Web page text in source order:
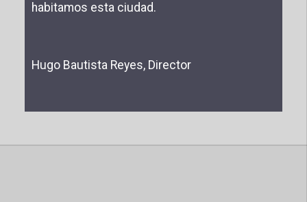
habitamos esta ciudad.
Hugo Bautista Reyes, Director